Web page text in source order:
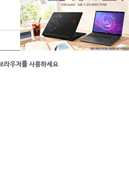
라우저를 사용하세요